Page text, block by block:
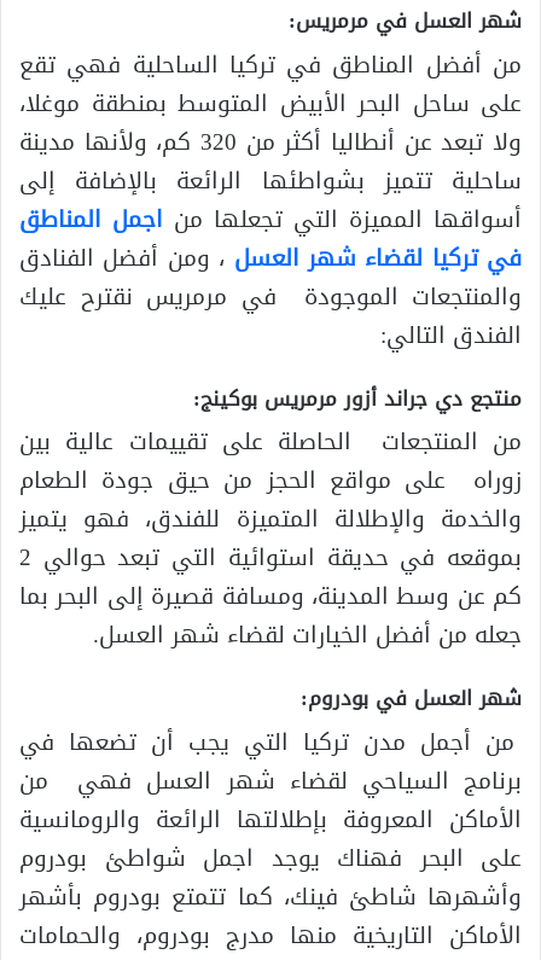
شهر العسل في مرمريس:
من أفضل المناطق في تركيا الساحلية فهي تقع
على ساحل البحر الأبيض المتوسط بمنطقة موغلا،
ولا تبعد عن أنطاليا أكثر من 320 كم، ولأنها مدينة
ساحلية تتميز بشواطئها الرائعة بالإضافة إلى
أسواقها المميزة التي تجعلها من اجمل المناطق
في تركيا لقضاء شهر العسل ، ومن أفضل الفنادق
والمنتجعات الموجودة في مرمريس نقترح عليك
الفندق التالي:
منتجع دي جراند أزور مرمريس بوكينج:
من المنتجعات الحاصلة على تقييمات عالية بين
زوراه على مواقع الحجز من حيق جودة الطعام
والخدمة والإطلالة المتميزة للفندق، فهو يتميز
بموقعه في حديقة استوائية التي تبعد حوالي 2
كم عن وسط المدينة، ومسافة قصيرة إلى البحر بما
جعله من أفضل الخيارات لقضاء شهر العسل.
شهر العسل في بودروم:
من أجمل مدن تركيا التي يجب أن تضعها في
برنامج السياحي لقضاء شهر العسل فهي من
الأماكن المعروفة بإطلالتها الرائعة والرومانسية
على البحر فهناك يوجد اجمل شواطئ بودروم
وأشهرها شاطئ فينك، كما تتمتع بودروم بأشهر
الأماكن التاريخية منها مدرج بودروم، والحمامات